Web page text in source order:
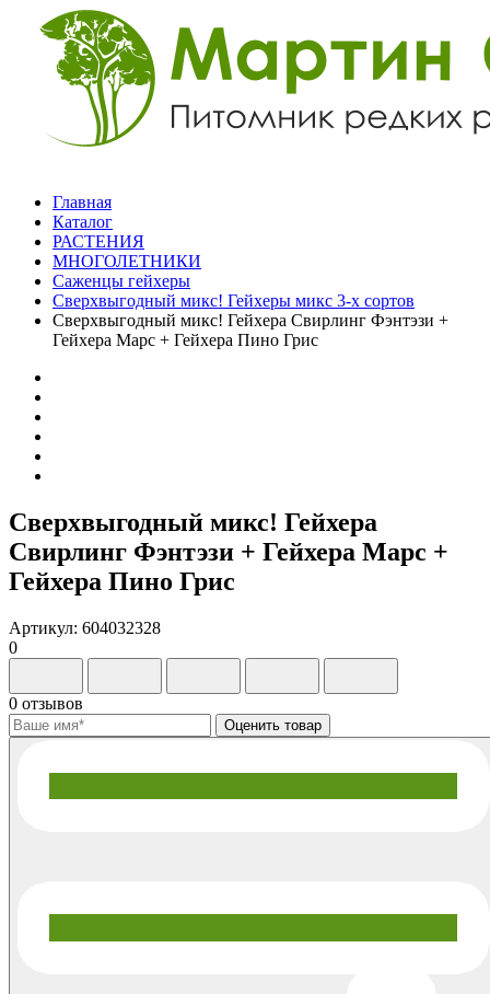
Главная
Каталог
РАСТЕНИЯ
МНОГОЛЕТНИКИ
Саженцы гейхеры
Сверхвыгодный микс! Гейхеры микс 3-х сортов
Сверхвыгодный микс! Гейхера Свирлинг Фэнтэзи +
Гейхера Марс + Гейхера Пино Грис
Сверхвыгодный микс! Гейхера
Свирлинг Фэнтэзи + Гейхера Марс +
Гейхера Пино Грис
Артикул: 604032328
0
0 отзывов